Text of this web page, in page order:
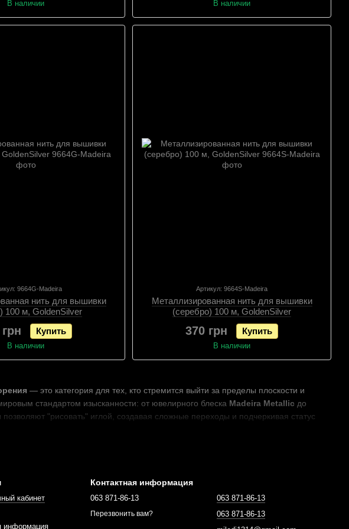
— это категория для тех, кто стремится выйти за пределы плоскости и
стандартом изысканности: от ювелирного блеска Madeira Metallic до
"рисовать" иглой, создавая сложные переходы и подчеркивая статус
В наличии В наличии
9664G-Madeira
нить для вышивки
100 м, GoldenSilver
Купить
В наличии
Артикул: 9664S-Madeira
Металлизированная нить для вышивки
(серебро) 100 м, GoldenSilver
370 грн Купить
В наличии
кабинет
информация
Контактная информация
063 871-86-13
Перезвонить вам?
063 871-86-13
063 871-86-13